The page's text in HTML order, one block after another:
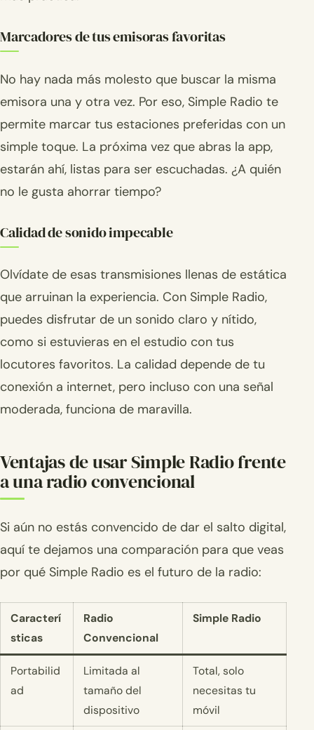
Marcadores de tus emisoras favoritas
No hay nada más molesto que buscar la misma
emisora una y otra vez. Por eso, Simple Radio te
permite marcar tus estaciones preferidas con un
simple toque. La próxima vez que abras la app,
estarán ahí, listas para ser escuchadas. ¿A quién
no le gusta ahorrar tiempo?
Calidad de sonido impecable
Olvídate de esas transmisiones llenas de estática
que arruinan la experiencia. Con Simple Radio,
puedes disfrutar de un sonido claro y nítido,
como si estuvieras en el estudio con tus
locutores favoritos. La calidad depende de tu
conexión a internet, pero incluso con una señal
moderada, funciona de maravilla.
Ventajas de usar Simple Radio frente
a una radio convencional
Si aún no estás convencido de dar el salto digital,
aquí te dejamos una comparación para que veas
por qué Simple Radio es el futuro de la radio:
Caracterí
sticas
Radio
Convencional
Simple Radio
Portabilid
ad
Limitada al
tamaño del
dispositivo
Total, solo
necesitas tu
móvil